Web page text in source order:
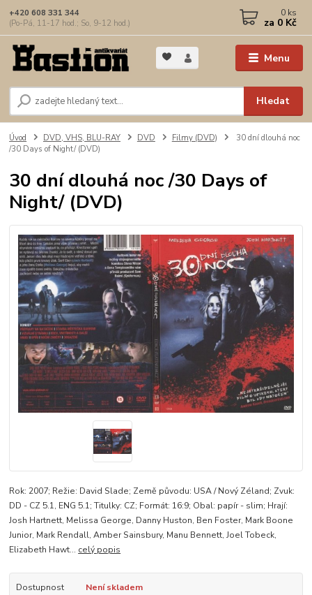
Menu
Hledat
+420 608 331 344
(Po-Pá, 11-17 hod.; So, 9-12 hod.)
0 ks
za 0 Kč
Úvod DVD, VHS, BLU-RAY DVD Filmy (DVD)
30 dní dlouhá noc
/30 Days of Night/ (DVD)
30 dní dlouhá noc /30 Days of
Night/ (DVD)
Rok: 2007; Režie: David Slade; Země původu: USA / Nový Zéland; Zvuk:
DD - CZ 5.1, ENG 5.1; Titulky: CZ; Formát: 16:9; Obal: papír - slim; Hrají:
Josh Hartnett, Melissa George, Danny Huston, Ben Foster, Mark Boone
Junior, Mark Rendall, Amber Sainsbury, Manu Bennett, Joel Tobeck,
Elizabeth Hawt... celý popis
Dostupnost Není skladem